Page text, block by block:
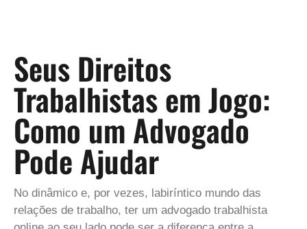
Seus Direitos
Trabalhistas em Jogo:
Como um Advogado
Pode Ajudar
No dinâmico e, por vezes, labiríntico mundo das
relações de trabalho, ter um advogado trabalhista